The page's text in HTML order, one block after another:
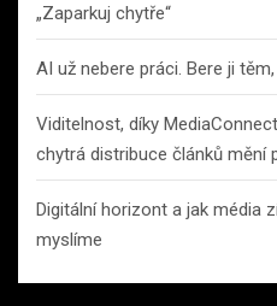
„Zaparkuj chytře“
AI už nebere práci. Bere ji
Viditelnost, díky
chytrá distribuce článků mění
Digitální horizont a jak média
myslíme